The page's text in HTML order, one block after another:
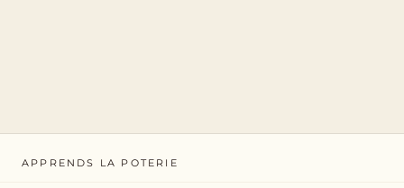
APPRENDS LA POTERIE